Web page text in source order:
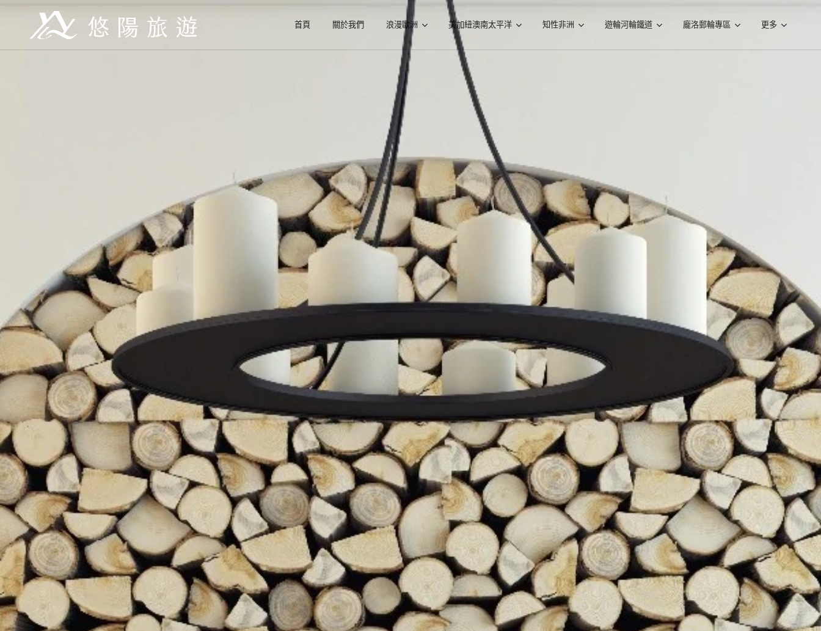
首頁 關於我們 浪漫歐洲 美加紐澳南太平洋 知性非洲 遊輪河輪鐵道 龐洛郵輪專區 更多